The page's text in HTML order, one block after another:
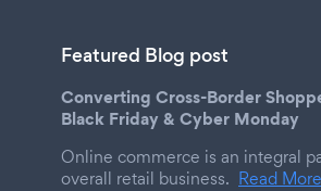
Featured Blog post
Converting Cross-Border
Black Friday & Cyber Monday
Online commerce is an integral
overall retail business. Read More